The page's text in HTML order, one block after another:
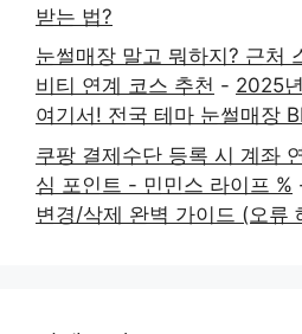
받는 법?
눈썰매장 말고 뭐하지? 근처
비티 연계 코스 추천 - 2025
여기서! 전국 테마 눈썰매장
쿠팡 결제수단 등록 시 계좌
심 포인트 - 민민스 라이프 %
변경/삭제 완벽 가이드 (오류